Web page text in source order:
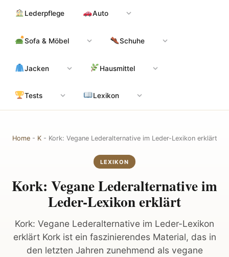
Inhalt
Lederpflege Auto
Sofa & Möbel Schuhe
Jacken Hausmittel
Tests Lexikon
Home- K- Kork: Vegane Lederalternative im Leder-Lexikon erklärt
LEXIKON
Kork: Vegane Lederalternative im
Leder-Lexikon erklärt
Kork: Vegane Lederalternative im Leder-Lexikon
erklärt Kork ist ein faszinierendes Material, das in
den letzten Jahren zunehmend als vegane